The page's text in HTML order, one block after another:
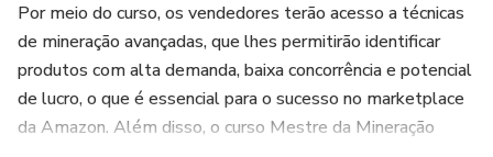
Por meio do curso, os vendedores terão acesso a técnicas
de mineração avançadas, que lhes permitirão identificar
produtos com alta demanda, baixa concorrência e potencial
de lucro, o que é essencial para o sucesso no marketplace
da Amazon. Além disso, o curso Mestre da Mineração